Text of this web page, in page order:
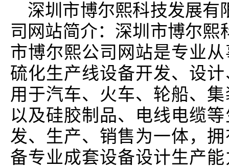
深圳市博尔熙科技发展有
司网站简介：深圳市博尔
市博尔熙公司网站是专业
硫化生产线设备开发、设
用于汽车、火车、轮船、
以及硅胶制品、电线电缆
发、生产、销售为一体，
备专业成套设备设计生产